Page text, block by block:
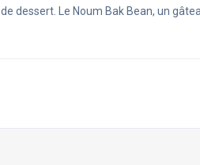
dessert. Le Noum Bak Bean, un